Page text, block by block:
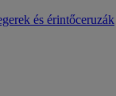
és érintőceruzák